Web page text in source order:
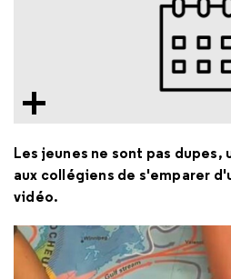
Les jeunes ne sont pas
aux collégiens de s'emparer
vidéo.